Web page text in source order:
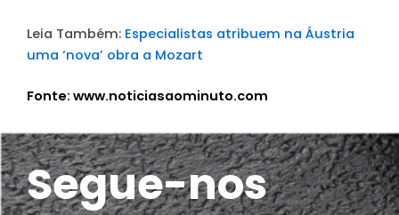
Leia Também: Especialistas atribuem na Áustria
uma ‘nova’ obra a Mozart
Fonte: www.noticiasaominuto.com
Segue-nos